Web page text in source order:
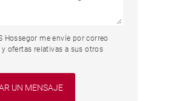
Hossegor me envíe por correo
ofertas relativas a sus otros